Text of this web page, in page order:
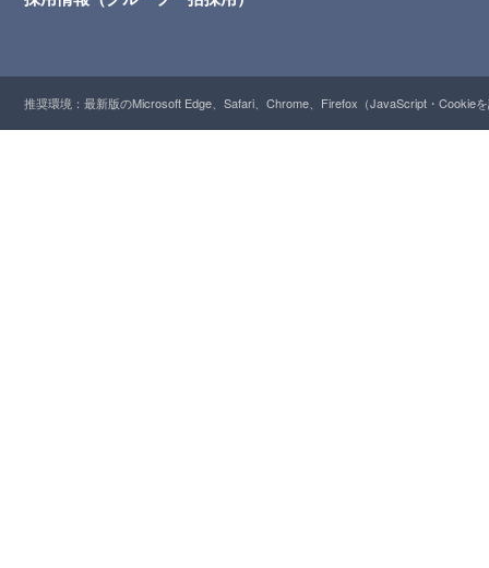
推奨環境：最新版のMicrosoft Edge、Safari、Chrome、Firefox（JavaScript・Cookie